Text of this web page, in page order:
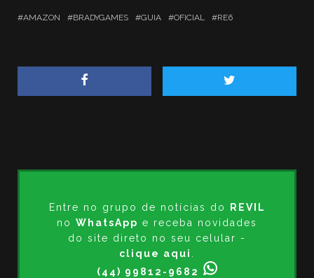
AMAZON BRADYGAMES GUIA OFICIAL RE6
Entre no grupo de notícias do
REVIL
no WhatsApp e receba novidades
do site direto no seu celular -
clique aqui
(44) 99812-9682